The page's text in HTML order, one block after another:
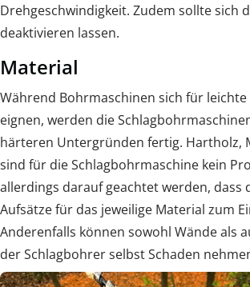
Drehgeschwindigkeit. Zudem sollte sich
deaktivieren lassen.
Material
Während Bohrmaschinen sich für
eignen, werden die
härteren Untergründen fertig. Hartholz,
sind für die Schlagbohrmaschine kein
allerdings darauf geachtet werden, dass
Aufsätze für das jeweilige Material zum
Anderenfalls können sowohl Wände als
der Schlagbohrer selbst Schaden